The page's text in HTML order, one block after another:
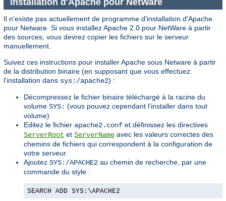
Il n'existe pas actuellement de programme d'installation d'Apache
pour Netware. Si vous installez Apache 2.0 pour NetWare à partir
des sources, vous devrez copier les fichiers sur le serveur
manuellement.
Suivez ces instructions pour installer Apache sous Netware à partir
de la distribution binaire (en supposant que vous effectuez
l'installation dans sys:/apache2) :
Décompressez le fichier binaire téléchargé à la racine du
volume SYS: (vous pouvez cependant l'installer dans tout
volume)
Editez le fichier apache2.conf et définissez les directives
ServerRoot et ServerName avec les valeurs correctes des
chemins de fichiers qui correspondent à la configuration de
votre serveur.
Ajoutez SYS:/APACHE2 au chemin de recherche, par une
commande du style :
SEARCH ADD SYS:\APACHE2